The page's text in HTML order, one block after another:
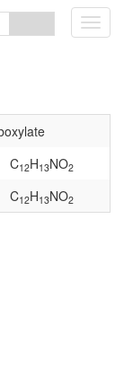
C12H13NO2
C12H13NO2